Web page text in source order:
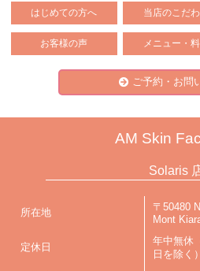
はじめての方へ 当店のこだわ
お客様の声 メニュー・
ご予約・お問
AM Skin
Solaris
所在地
〒50480
Mont
定休日
年中無休
日を除く）